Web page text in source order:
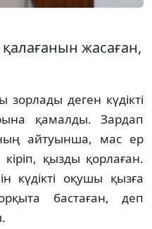
жасаған,
деген күдікті
қамалды. Зардап
айтуынша, мас ер
қызды қорлаған.
күдікті оқушы қызға
бастаған, деп